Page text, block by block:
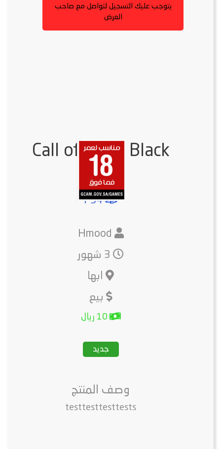
يتوجب عليك التسجيل لتواصل مع صاحب
العرض
Call of Duty: Black
Ops 4
PS4
Hmood
3 شهور
ابها
بيع
10 ريال
جديد
وصف المنتج
testtesttesttests